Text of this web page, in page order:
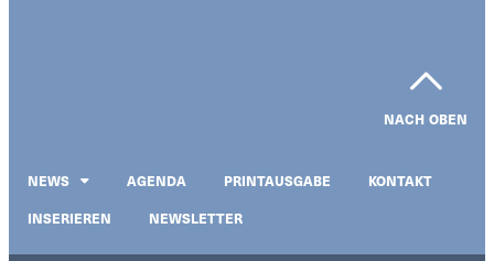
NACH OBEN
NEWS AGENDA PRINTAUSGABE
KONTAKT
INSERIEREN
NEWSLETTER